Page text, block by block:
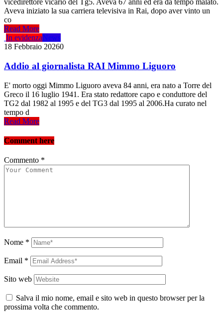
vicedirettore vicario del Tg5. Aveva 67 anni ed era da tempo malato.
Aveva iniziato la sua carriera televisiva in Rai, dopo aver vinto un
co
Read More
In evidenzaNews
18 Febbraio 20260
Addio al giornalista RAI Mimmo Liguoro
E' morto oggi Mimmo Liguoro aveva 84 anni, era nato a Torre del
Greco il 16 luglio 1941. Era stato redattore capo e conduttore del
TG2 dal 1982 al 1995 e del TG3 dal 1995 al 2006.Ha curato nel
tempo d
Read More
Comment here
Commento *
Nome *
Email *
Sito web
Salva il mio nome, email e sito web in questo browser per la
prossima volta che commento.